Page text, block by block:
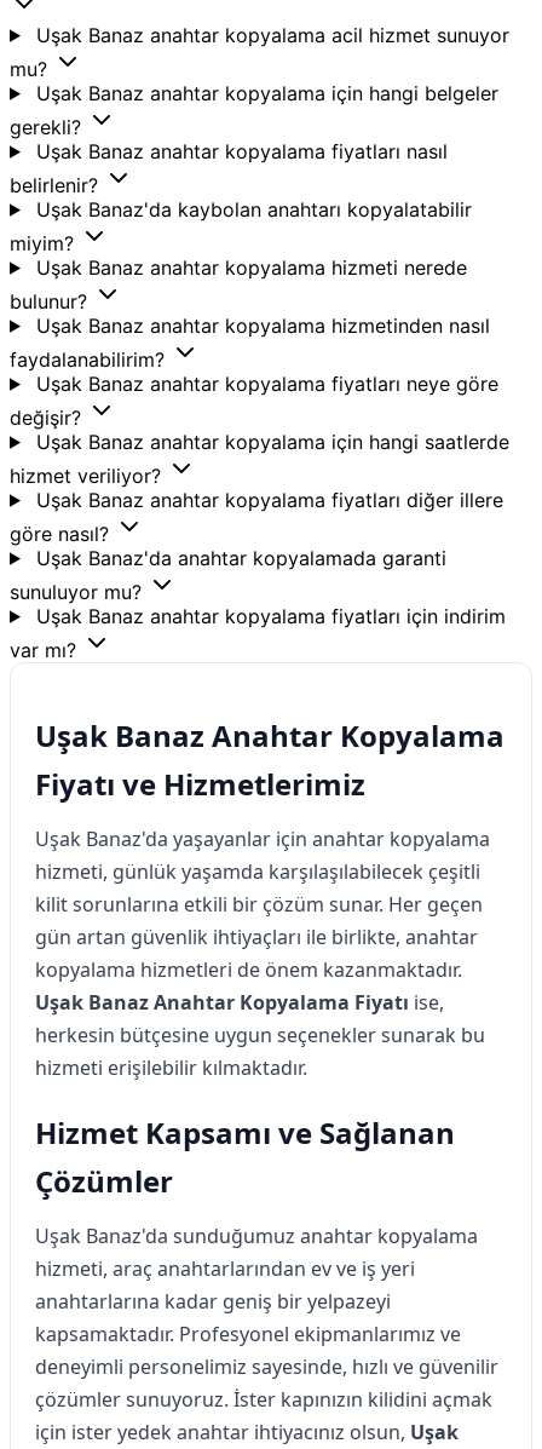
Uşak Banaz anahtar kopyalama acil hizmet sunuyor
mu?
Uşak Banaz anahtar kopyalama için hangi belgeler
gerekli?
Uşak Banaz anahtar kopyalama fiyatları nasıl
belirlenir?
Uşak Banaz'da kaybolan anahtarı kopyalatabilir
miyim?
Uşak Banaz anahtar kopyalama hizmeti nerede
bulunur?
Uşak Banaz anahtar kopyalama hizmetinden nasıl
faydalanabilirim?
Uşak Banaz anahtar kopyalama fiyatları neye göre
değişir?
Uşak Banaz anahtar kopyalama için hangi saatlerde
hizmet veriliyor?
Uşak Banaz anahtar kopyalama fiyatları diğer illere
göre nasıl?
Uşak Banaz'da anahtar kopyalamada garanti
sunuluyor mu?
Uşak Banaz anahtar kopyalama fiyatları için indirim
var mı?
Uşak Banaz Anahtar Kopyalama
Fiyatı ve Hizmetlerimiz
Uşak Banaz'da yaşayanlar için anahtar kopyalama
hizmeti, günlük yaşamda karşılaşılabilecek çeşitli
kilit sorunlarına etkili bir çözüm sunar. Her geçen
gün artan güvenlik ihtiyaçları ile birlikte, anahtar
kopyalama hizmetleri de önem kazanmaktadır.
Uşak Banaz Anahtar Kopyalama Fiyatı ise,
herkesin bütçesine uygun seçenekler sunarak bu
hizmeti erişilebilir kılmaktadır.
Hizmet Kapsamı ve Sağlanan
Çözümler
Uşak Banaz'da sunduğumuz anahtar kopyalama
hizmeti, araç anahtarlarından ev ve iş yeri
anahtarlarına kadar geniş bir yelpazeyi
kapsamaktadır. Profesyonel ekipmanlarımız ve
deneyimli personelimiz sayesinde, hızlı ve güvenilir
çözümler sunuyoruz. İster kapınızın kilidini açmak
için ister yedek anahtar ihtiyacınız olsun, Uşak